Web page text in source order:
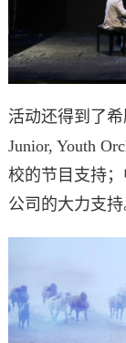
活动还得到了
Junior, Youth
校的节目支持
公司的大力支持